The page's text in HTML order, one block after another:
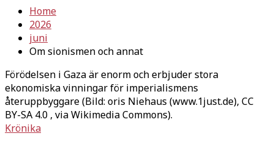
Home
2026
juni
Om sionismen och annat
Förödelsen i Gaza är enorm och erbjuder stora
ekonomiska vinningar för imperialismens
återuppbyggare (Bild: oris Niehaus (www.1just.de), CC
BY-SA 4.0 , via Wikimedia Commons).
Krönika